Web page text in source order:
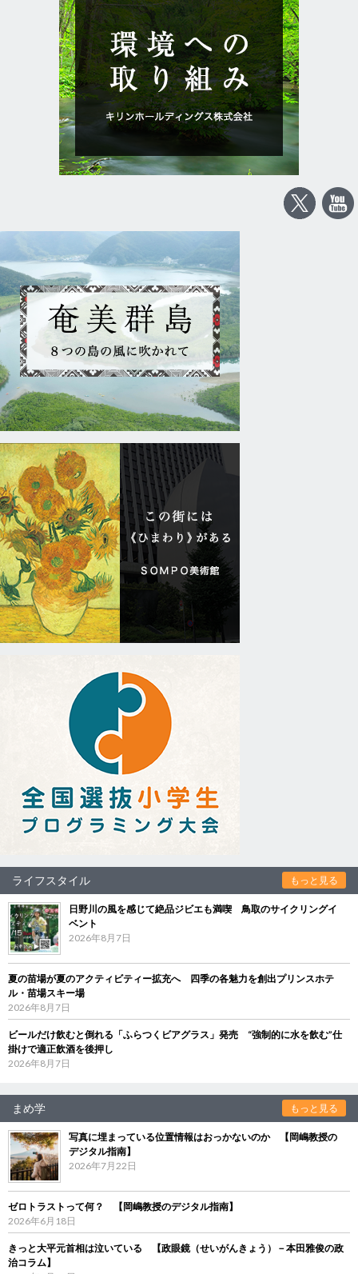
ライフスタイル もっと見る
日野川の風を感じて絶品ジビエも満喫 鳥取のサイクリングイ
ベント
2026年8月7日
夏の苗場が夏のアクティビティー拡充へ 四季の各魅力を創出プリンスホテ
ル・苗場スキー場
2026年8月7日
ビールだけ飲むと倒れる「ふらつくビアグラス」発売 “強制的に水を飲む”仕
掛けで適正飲酒を後押し
2026年8月7日
まめ学 もっと見る
写真に埋まっている位置情報はおっかないのか 【岡嶋教授の
デジタル指南】
2026年7月22日
ゼロトラストって何？ 【岡嶋教授のデジタル指南】
2026年6月18日
きっと大平元首相は泣いている 【政眼鏡（せいがんきょう）－本田雅俊の政
治コラム】